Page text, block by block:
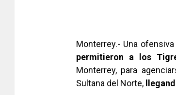
Monterrey.- Una ofensiva
permitieron a los
Monterrey, para
Sultana del Norte,